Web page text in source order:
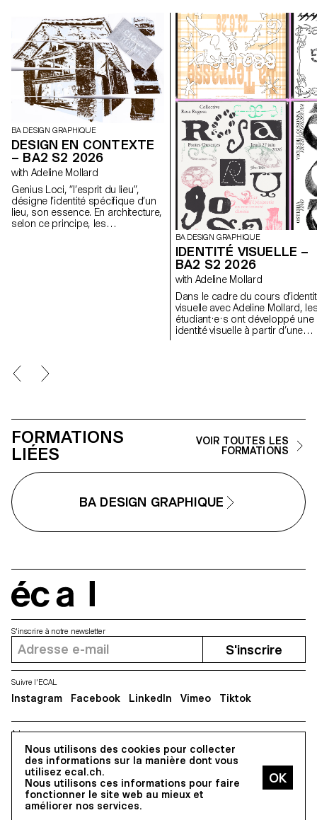
BA DESIGN GRAPHIQUE
DESIGN EN CONTEXTE
– BA2 S2 2026
with Adeline Mollard
Genius Loci, “l’esprit du lieu”,
désigne l’identité spécifique d’un
lieu, son essence. En architecture,
selon ce principe, les
BA DESIGN GRAPHIQUE
IDENTITÉ VISUELLE –
BA2 S2 2026
with Adeline Mollard
Dans le cadre du cours
visuelle avec Adeline Mollard,
étudiant·e·s ont développé une
identité visuelle à partir d’une
choix d’un outil en lien avec
tatouer, ponceuse, matériel de
lithographie, etc.), utilisé
graphique du projet. L'identité
supports, de la carte de visite
format F4, comprenant
flyers, cartes de visite ainsi
affiche animée.
FORMATIONS
LIÉES
VOIR TOUTES LES
FORMATIONS
BA DESIGN GRAPHIQUE
Nous utilisons des cookies pour collecter
des informations sur la manière dont vous
utilisez ecal.ch.
Nous utilisons ces informations pour faire
fonctionner le site web au mieux et
améliorer nos services.
Adresse
5, avenue du Temple, CH-1020 Renens
S'inscrire à notre newsletter
S'inscrire
Suivre l'ECAL
Instagram Facebook LinkedIn Vimeo Tiktok
Tous droits réservés @2026
Contact Impressum Hub Presse